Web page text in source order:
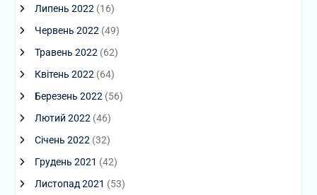
Липень 2022 (16)
Червень 2022 (49)
Травень 2022 (62)
Квітень 2022 (64)
Березень 2022 (56)
Лютий 2022 (46)
Січень 2022 (32)
Грудень 2021 (42)
Листопад 2021 (53)